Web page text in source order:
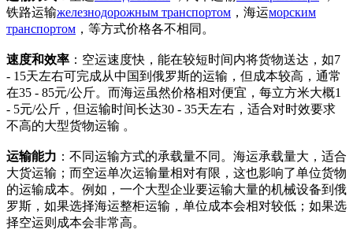
铁路运输железнодорожным транспортом ，海运морским
транспортом ，等方式价格各不相同。
速度和效率 ：空运速度快，能在较短时间内将货物送达，如7
- 15天左右可完成从中国到俄罗斯的运输，但成本较高，通常
在35 - 85元/公斤。而海运虽然价格相对便宜，每立方米大概1
- 5元/公斤，但运输时间长达30 - 35天左右，适合对时效要求
不高的大型货物运输 。
运输能力 ：不同运输方式的承载量不同。海运承载量大，适合
大货运输；而空运单次运输量相对有限，这也影响了单位货物
的运输成本。例如，一个大型企业要运输大量的机械设备到俄
罗斯，如果选择海运整柜运输，单位成本会相对较低；如果选
择空运则成本会非常高。